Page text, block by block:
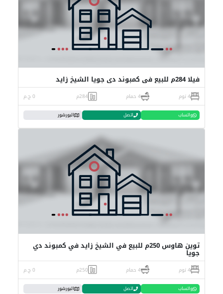
فيلا 284م للبيع في كمبوند دي جويا الشيخ زايد
4 نوم 4 حمام 284م 0 ج.م
واتساب اتصل البورشور
توين هاوس 250م للبيع في الشيخ زايد في كمبوند دي
جويا
4 نوم 4 حمام 250م 0 ج.م
واتساب اتصل البورشور